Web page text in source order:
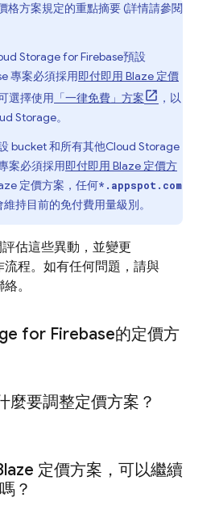
格方案規定的重點摘要 (詳情請參閱
Storage for Firebase預設
專案必須採用即付即用 Blaze 定價
選擇使用 「一律免費」方案
，以
Storage。
bucket 和所有其他Cloud Storage
案必須採用即付即用 Blaze 定價方
定價方案，任何*.appspot.com
持目前的免付費用量級別。
估這些異動，並變更
程。如有任何問題，請與
。
for Firebase的定價方
麼要調整定價方案？
定價方案，可以繼續
？